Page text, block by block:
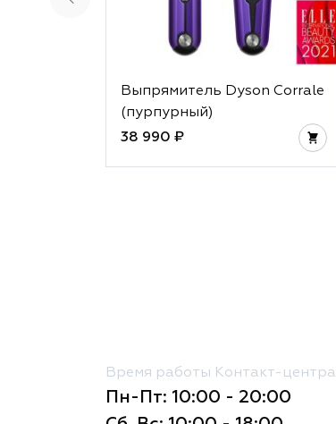
Выпрямитель Dyson Corrale
(пурпурный)
38 990 ₽
Время работы Контакт-центра
Пн-Пт: 10:00 - 20:00